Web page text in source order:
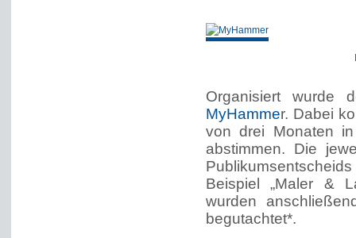
Organisiert wurde
MyHammer. Dabei
von drei Monaten
abstimmen. Die
Beispiel „Maler &
wurden
begutachtet*.